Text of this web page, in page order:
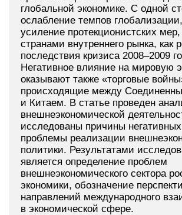
глобальной экономике. С одной
ослабление темпов
усиление протекционистских
странами внутреннего рынка, как
последствия кризиса 2008–2009
Негативное влияние на мировую
оказывают также «торговые
происходящие между
и Китаем. В статье проведен
внешнеэкономической
исследованы причины
проблемы реализации
политики. Результатами
является определение проблем
внешнеэкономического сектора
экономики, обозначение
направлений международного
в экономической сфере.